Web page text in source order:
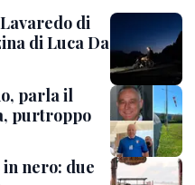
di
di Luca Da
parla il
purtroppo
in nero: due